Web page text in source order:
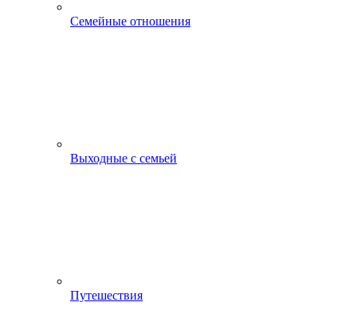
Семейные отношения
Выходные с семьей
Путешествия